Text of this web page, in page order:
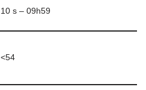
10 s – 09h59
<54